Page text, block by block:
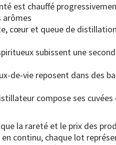
est chauffé
arômes
cœur et queue de
subissent une
de-vie reposent dans des
compose ses
la rareté et le prix des
continu, chaque lot